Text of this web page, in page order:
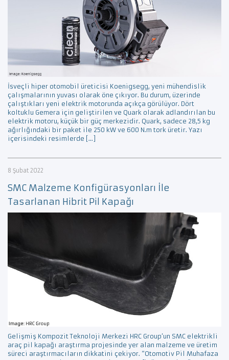
İsveçli hiper otomobil üreticisi Koenigsegg, yeni mühendislik
çalışmalarının yuvası olarak öne çıkıyor. Bu durum, üzerinde
çalıştıkları yeni elektrik motorunda açıkça görülüyor. Dört
koltuklu Gemera için geliştirilen ve Quark olarak adlandırılan bu
elektrik motoru, küçük bir güç merkezidir. Quark, sadece 28,5 kg
ağırlığındaki bir paket ile 250 kW ve 600 N.m tork üretir. Yazı
içerisindeki resimlerde […]
8 Şubat 2022
SMC Malzeme Konfigürasyonları İle
Tasarlanan Hibrit Pil Kapağı
Gelişmiş Kompozit Teknoloji Merkezi HRC Group’un SMC elektrikli
araç pil kapağı araştırma projesinde yer alan malzeme ve üretim
süreci araştırmacıların dikkatini çekiyor. “Otomotiv Pil Muhafaza